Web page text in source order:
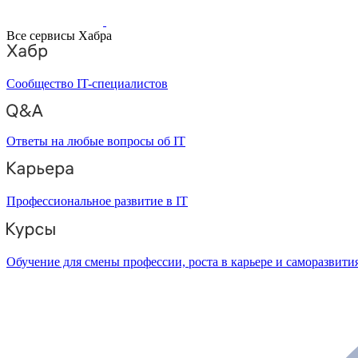
Все сервисы Хабра
Сообщество IT-специалистов
Ответы на любые вопросы об IT
Профессиональное развитие в IT
Обучение для смены профессии, роста в карьере и